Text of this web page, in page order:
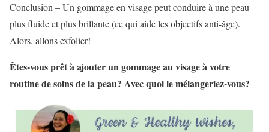
Conclusion – Un gommage en visage peut conduire à une peau
plus fluide et plus brillante (ce qui aide les objectifs anti-âge).
Alors, allons exfolier!
Êtes-vous prêt à ajouter un gommage au visage à votre
routine de soins de la peau? Avec quoi le mélangeriez-vous?